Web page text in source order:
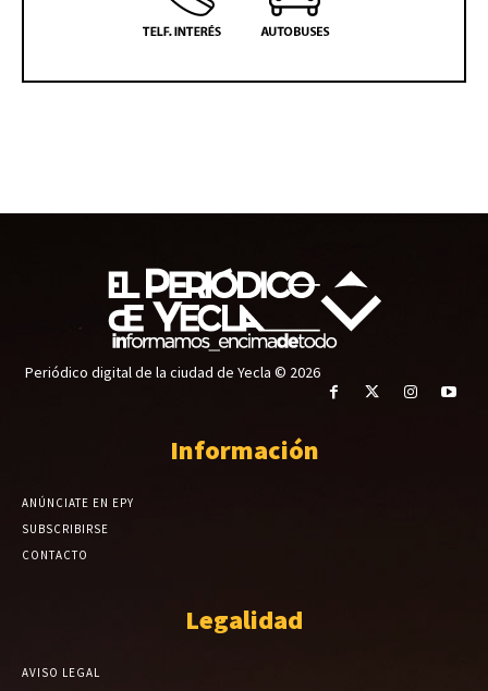
Periódico digital de la ciudad de Yecla © 2026
Información
ANÚNCIATE EN EPY
SUBSCRIBIRSE
CONTACTO
Legalidad
AVISO LEGAL